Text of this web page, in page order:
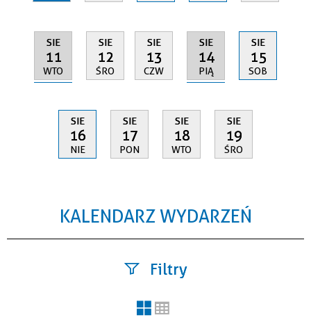
SIE
11
WTO
SIE
12
ŚRO
SIE
13
CZW
SIE
14
PIĄ
SIE
15
SOB
SIE
16
NIE
SIE
17
PON
SIE
18
WTO
SIE
19
ŚRO
KALENDARZ WYDARZEŃ
Filtry